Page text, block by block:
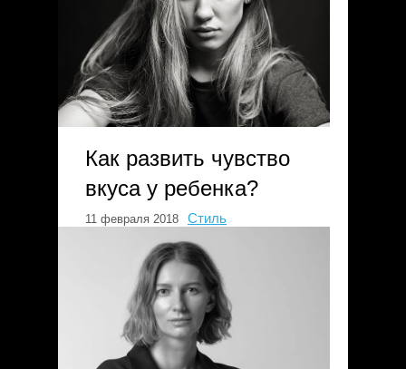
Как развить чувство
вкуса у ребенка?
11 февраля 2018 Стиль